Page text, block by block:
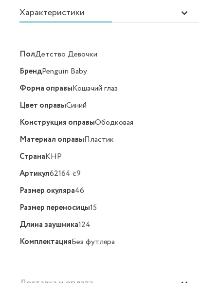
Характеристики
ПолДетство Девочки
БрендPenguin Baby
Форма оправыКошачий глаз
Цвет оправыСиний
Конструкция оправыОбодковая
Материал оправыПластик
СтранаКНР
Артикул62164 c9
Размер окуляра46
Размер переносицы15
Длина заушника124
КомплектацияБез футляра